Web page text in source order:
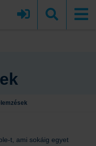
t, ami sokáig egyet